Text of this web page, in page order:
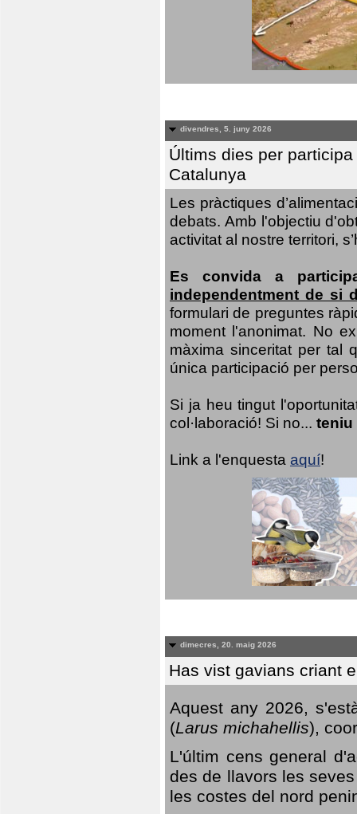
divendres, 5. juny 2026
Últims dies per
Catalunya
Les pràctiques
debats. Amb l'objectiu
activitat al nostre territori,
Es convida a
independentment de si
formulari de preguntes
moment l'anonimat. No
màxima sinceritat per tal
única participació per
Si ja heu tingut
col·laboració! Si no... teniu
Link a l'enquesta aquí!
dimecres, 20. maig 2026
Has vist gavians criant
Aquest any 2026,
(Larus michahellis),
L'últim cens general
des de llavors les
les costes del nord